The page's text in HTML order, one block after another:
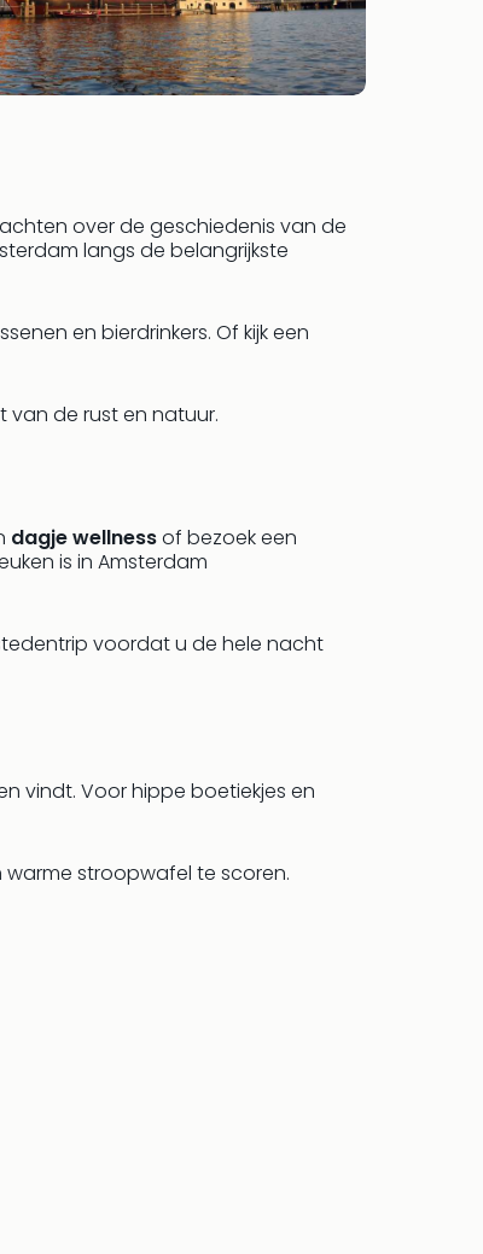
over de geschiedenis van de
langs de belangrijkste
en bierdrinkers. Of kijk een
van de rust en natuur.
dagje wellnessof bezoek een
is in Amsterdam
voordat u de hele nacht
vindt. Voor hippe boetiekjes en
warme stroopwafel te scoren.